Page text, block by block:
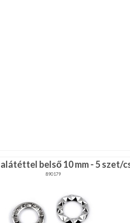
belső 10 mm - 5 szet/
890179